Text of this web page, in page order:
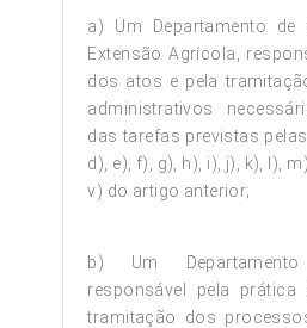
a) Um Departamento de
Extensão Agrícola,
dos atos e pela
administrativos
das tarefas previstas
d), e), f), g), h), i), j), k), l),
v) do artigo anterior;
b) Um
responsável pela
tramitação dos